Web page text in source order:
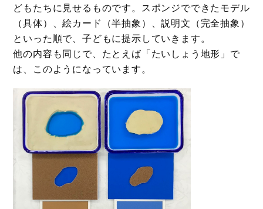
どもたちに見せるものです。スポンジでできたモデル
（具体）、絵カード（半抽象）、説明文（完全抽象）
といった順で、子どもに提示していきます。
他の内容も同じで、たとえば「たいしょう地形」で
は、このようになっています。